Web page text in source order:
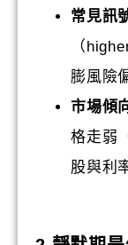
常見訊
（
膨風險
市場傾
格走弱
股與利